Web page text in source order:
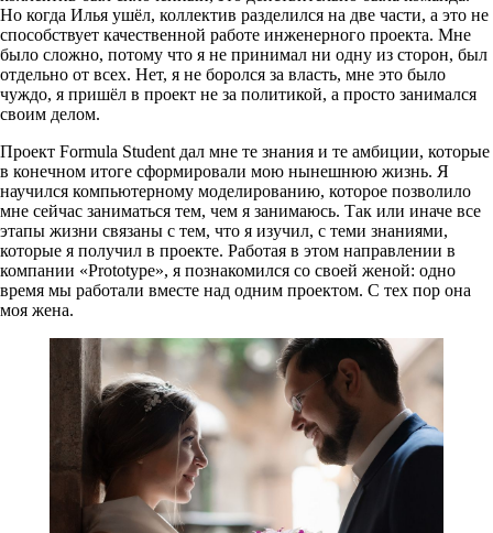
Но когда Илья ушёл, коллектив разделился на две части, а это не
способствует качественной работе инженерного проекта. Мне
было сложно, потому что я не принимал ни одну из сторон, был
отдельно от всех. Нет, я не боролся за власть, мне это было
чуждо, я пришёл в проект не за политикой, а просто занимался
своим делом.
Проект Formula Student дал мне те знания и те амбиции, которые
в конечном итоге сформировали мою нынешнюю жизнь. Я
научился компьютерному моделированию, которое позволило
мне сейчас заниматься тем, чем я занимаюсь. Так или иначе все
этапы жизни связаны с тем, что я изучил, с теми знаниями,
которые я получил в проекте. Работая в этом направлении в
компании «Prototype», я познакомился со своей женой: одно
время мы работали вместе над одним проектом. С тех пор она
моя жена.